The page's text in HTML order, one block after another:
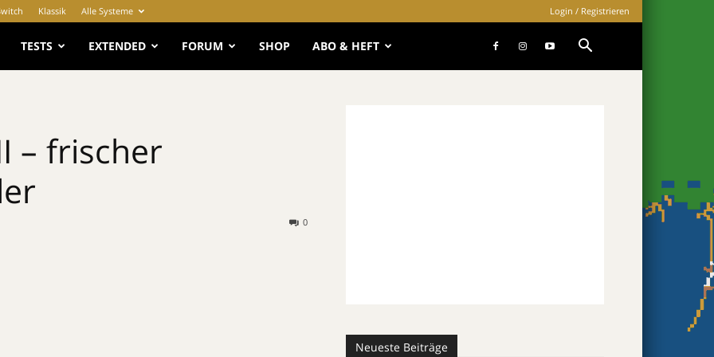
Klassik Alle Systeme Login / Registrieren
TESTS EXTENDED FORUM SHOP ABO & HEFT
– frischer
0
Neueste Beiträge